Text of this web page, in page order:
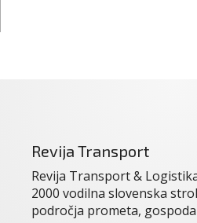
Revija Transport
Revija Transport &
2000 vodilna slovenska
področja prometa,